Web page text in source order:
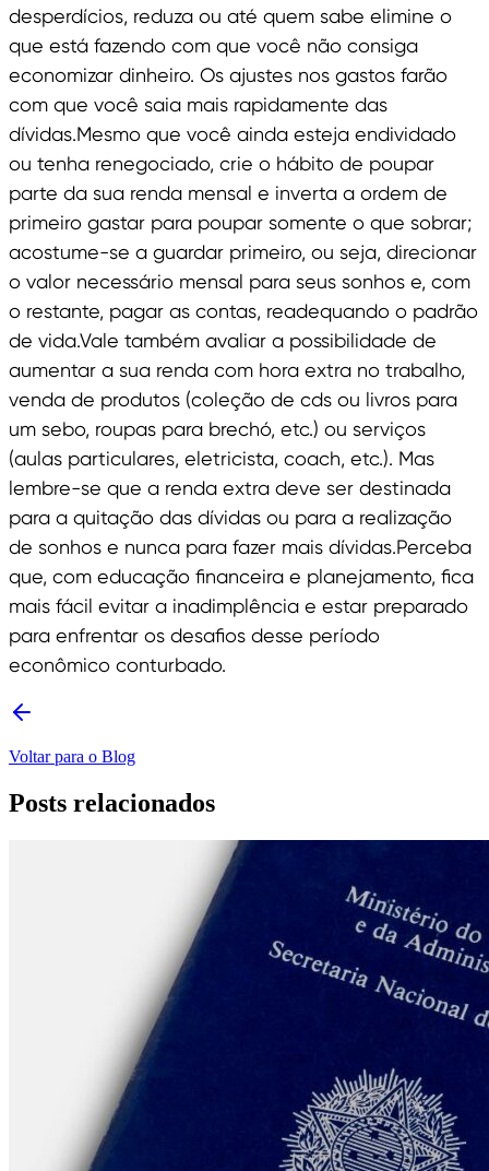
desperdícios, reduza ou até quem sabe elimine o
que está fazendo com que você não consiga
economizar dinheiro. Os ajustes nos gastos farão
com que você saia mais rapidamente das
dívidas.Mesmo que você ainda esteja endividado
ou tenha renegociado, crie o hábito de poupar
parte da sua renda mensal e inverta a ordem de
primeiro gastar para poupar somente o que sobrar;
acostume-se a guardar primeiro, ou seja, direcionar
o valor necessário mensal para seus sonhos e, com
o restante, pagar as contas, readequando o padrão
de vida.Vale também avaliar a possibilidade de
aumentar a sua renda com hora extra no trabalho,
venda de produtos (coleção de cds ou livros para
um sebo, roupas para brechó, etc.) ou serviços
(aulas particulares, eletricista, coach, etc.). Mas
lembre-se que a renda extra deve ser destinada
para a quitação das dívidas ou para a realização
de sonhos e nunca para fazer mais dívidas.Perceba
que, com educação financeira e planejamento, fica
mais fácil evitar a inadimplência e estar preparado
para enfrentar os desafios desse período
econômico conturbado.
Voltar para o Blog
Posts relacionados